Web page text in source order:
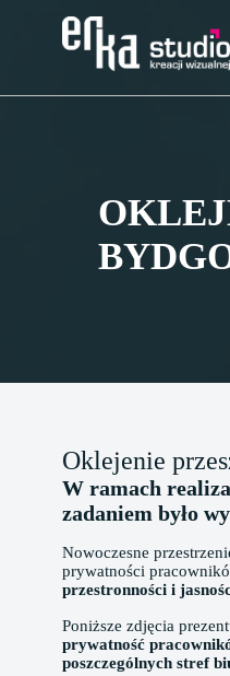
Oklejenie
W ramach
zadaniem było
Nowoczesne
prywatności
przestronności i
Poniższe zdjęcia
prywatność
poszczególnych stref